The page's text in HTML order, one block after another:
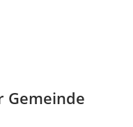
Gemeinde